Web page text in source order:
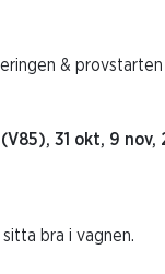
&
(V85), 31 okt, 9 nov,
bra i vagnen.